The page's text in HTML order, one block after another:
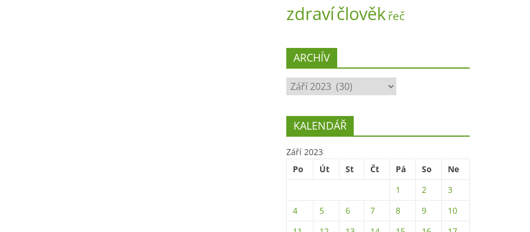
zdravíčlověkřeč
ARCHÍV
ARCHÍV
KALENDÁŘ
Září 2023
Po
Út St Čt Pá So
Ne
1
2
3
4
5 6 7 8 9
10